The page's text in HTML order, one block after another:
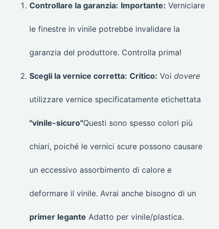
Controllare la garanzia: Importante: Verniciare
le finestre in vinile potrebbe invalidare la
garanzia del produttore. Controlla prima!
Scegli la vernice corretta: Critico: Voi dovere
utilizzare vernice specificatamente etichettata
"vinile-sicuro"Questi sono spesso colori più
chiari, poiché le vernici scure possono causare
un eccessivo assorbimento di calore e
deformare il vinile. Avrai anche bisogno di un
primer legante Adatto per vinile/plastica.